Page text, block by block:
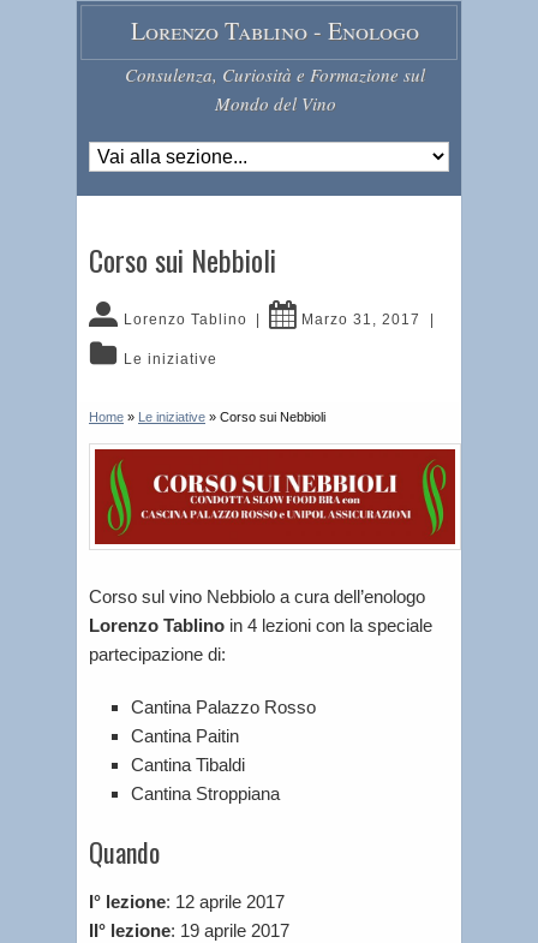
Lorenzo Tablino - Enologo
Consulenza, Curiosità e Formazione sul
Mondo del Vino
Corso sui Nebbioli
Lorenzo Tablino Marzo 31, 2017
Le iniziative
Home » Le iniziative » Corso sui Nebbioli
Corso sul vino Nebbiolo a cura dell’enologo
Lorenzo Tablino in 4 lezioni con la speciale
partecipazione di:
Cantina Palazzo Rosso
Cantina Paitin
Cantina Tibaldi
Cantina Stroppiana
Quando
I° lezione: 12 aprile 2017
II° lezione: 19 aprile 2017